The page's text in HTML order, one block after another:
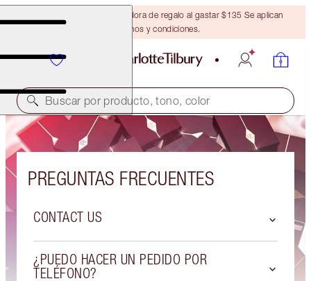
Obtén una brocha bronceadora de regalo al gastar $135 Se aplican
términos y condiciones.
Buscar por producto, tono, color
PREGUNTAS FRECUENTES
CONTACT US
¿PUEDO HACER UN PEDIDO POR
TELÉFONO?